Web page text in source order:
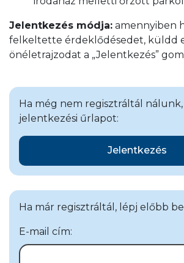
Jelentkezés módja: amennyiben
felkeltette érdeklődésedet, küldd
önéletrajzodat a „Jelentkezés”
Ha még nem regisztráltál
jelentkezési űrlapot:
Jelentkezés
Ha már regisztráltál, lépj előbb
E-mail cím: